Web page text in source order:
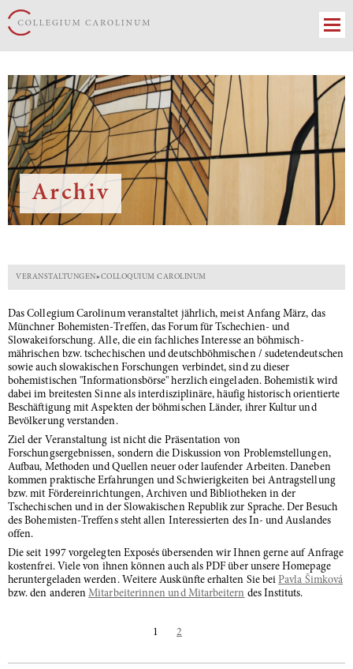
Archiv
VERANSTALTUNGEN» COLLOQUIUM CAROLINUM
Das Collegium Carolinum veranstaltet jährlich, meist Anfang März, das
Münchner Bohemisten-Treffen, das Forum für Tschechien- und
Slowakeiforschung. Alle, die ein fachliches Interesse an böhmisch-
mährischen bzw. tschechischen und deutschböhmischen / sudetendeutschen
sowie auch slowakischen Forschungen verbindet, sind zu dieser
bohemistischen "Informationsbörse" herzlich eingeladen. Bohemistik wird
dabei im breitesten Sinne als interdisziplinäre, häufig historisch orientierte
Beschäftigung mit Aspekten der böhmischen Länder, ihrer Kultur und
Bevölkerung verstanden.
Ziel der Veranstaltung ist nicht die Präsentation von
Forschungsergebnissen, sondern die Diskussion von Problemstellungen,
Aufbau, Methoden und Quellen neuer oder laufender Arbeiten. Daneben
kommen praktische Erfahrungen und Schwierigkeiten bei Antragstellung
bzw. mit Fördereinrichtungen, Archiven und Bibliotheken in der
Tschechischen und in der Slowakischen Republik zur Sprache. Der Besuch
des Bohemisten-Treffens steht allen Interessierten des In- und Auslandes
offen.
Die seit 1997 vorgelegten Exposés übersenden wir Ihnen gerne auf Anfrage
kostenfrei. Viele von ihnen können auch als PDF über unsere Homepage
heruntergeladen werden. Weitere Auskünfte erhalten Sie beiPavla Šimková
bzw. den anderenMitarbeiterinnen und Mitarbeitern des Instituts.
1 2